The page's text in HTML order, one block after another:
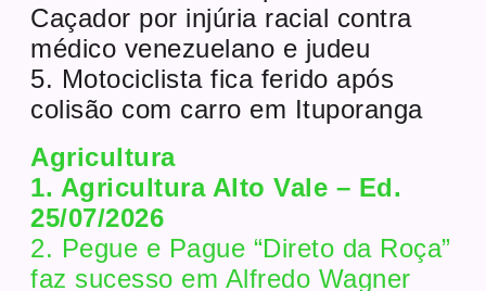
Caçador por injúria racial contra
médico venezuelano e judeu
5. Motociclista fica ferido após
colisão com carro em Ituporanga
Agricultura
1. Agricultura Alto Vale – Ed.
25/07/2026
2. Pegue e Pague “Direto da Roça”
faz sucesso em Alfredo Wagner